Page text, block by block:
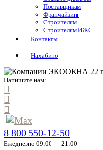
Поставщикам
Франчайзинг
Строителям
Строителям ИЖС
Контакты
Нахабино
Напишите нам:
8 800 550-12-50
Ежедневно 09:00 — 21:00